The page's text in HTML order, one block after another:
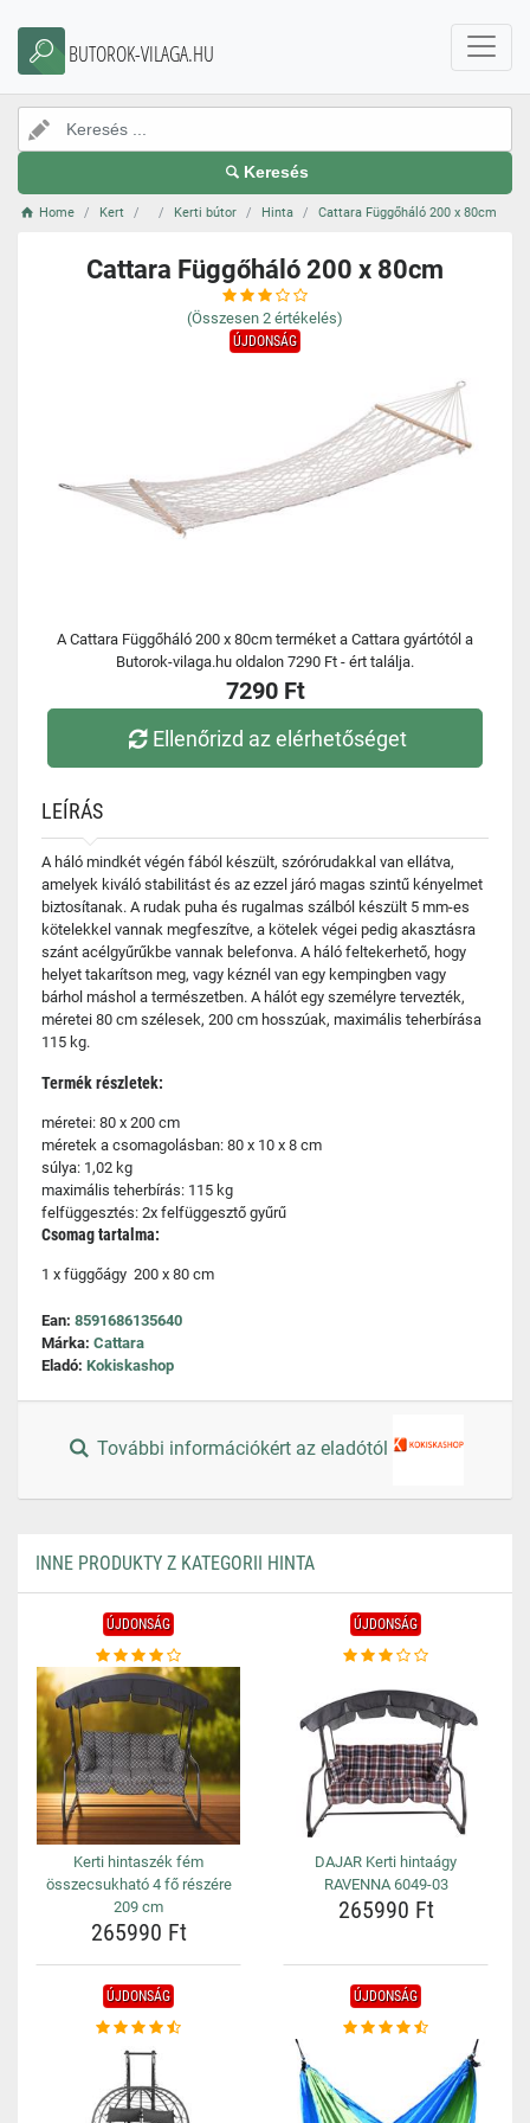
BUTOROK-VILAGA.HU
Keresés
Home Kert Kerti bútor Hinta Cattara Függőháló 200 x 80cm
Cattara Függőháló 200 x 80cm
(Összesen 2 értékelés)
ÚJDONSÁG
A Cattara Függőháló 200 x 80cm terméket a Cattara gyártótól a
Butorok-vilaga.hu oldalon 7290 Ft - ért találja.
7290 Ft
Ellenőrizd az elérhetőséget
LEÍRÁS
A háló mindkét végén fából készült, szórórudakkal van ellátva,
amelyek kiváló stabilitást és az ezzel járó magas szintű kényelmet
biztosítanak. A rudak puha és rugalmas szálból készült 5 mm-es
kötelekkel vannak megfeszítve, a kötelek végei pedig akasztásra
szánt acélgyűrűkbe vannak belefonva. A háló feltekerhető, hogy
helyet takarítson meg, vagy kéznél van egy kempingben vagy
bárhol máshol a természetben. A hálót egy személyre tervezték,
méretei 80 cm szélesek, 200 cm hosszúak, maximális teherbírása
115 kg.
Termék részletek:
méretei: 80 x 200 cm
méretek a csomagolásban: 80 x 10 x 8 cm
súlya: 1,02 kg
maximális teherbírás: 115 kg
felfüggesztés: 2x felfüggesztő gyűrű
Csomag tartalma:
1 x függőágy 200 x 80 cm
Ean: 8591686135640
Márka: Cattara
Eladó: Kokiskashop
További információkért az eladótól
INNE PRODUKTY Z KATEGORII HINTA
ÚJDONSÁG
Kerti hintaszék fém
összecsukható 4 fő részére
209 cm
265990 Ft
ÚJDONSÁG
DAJAR Kerti hintaágy
RAVENNA 6049-03
265990 Ft
ÚJDONSÁG ÚJDONSÁG